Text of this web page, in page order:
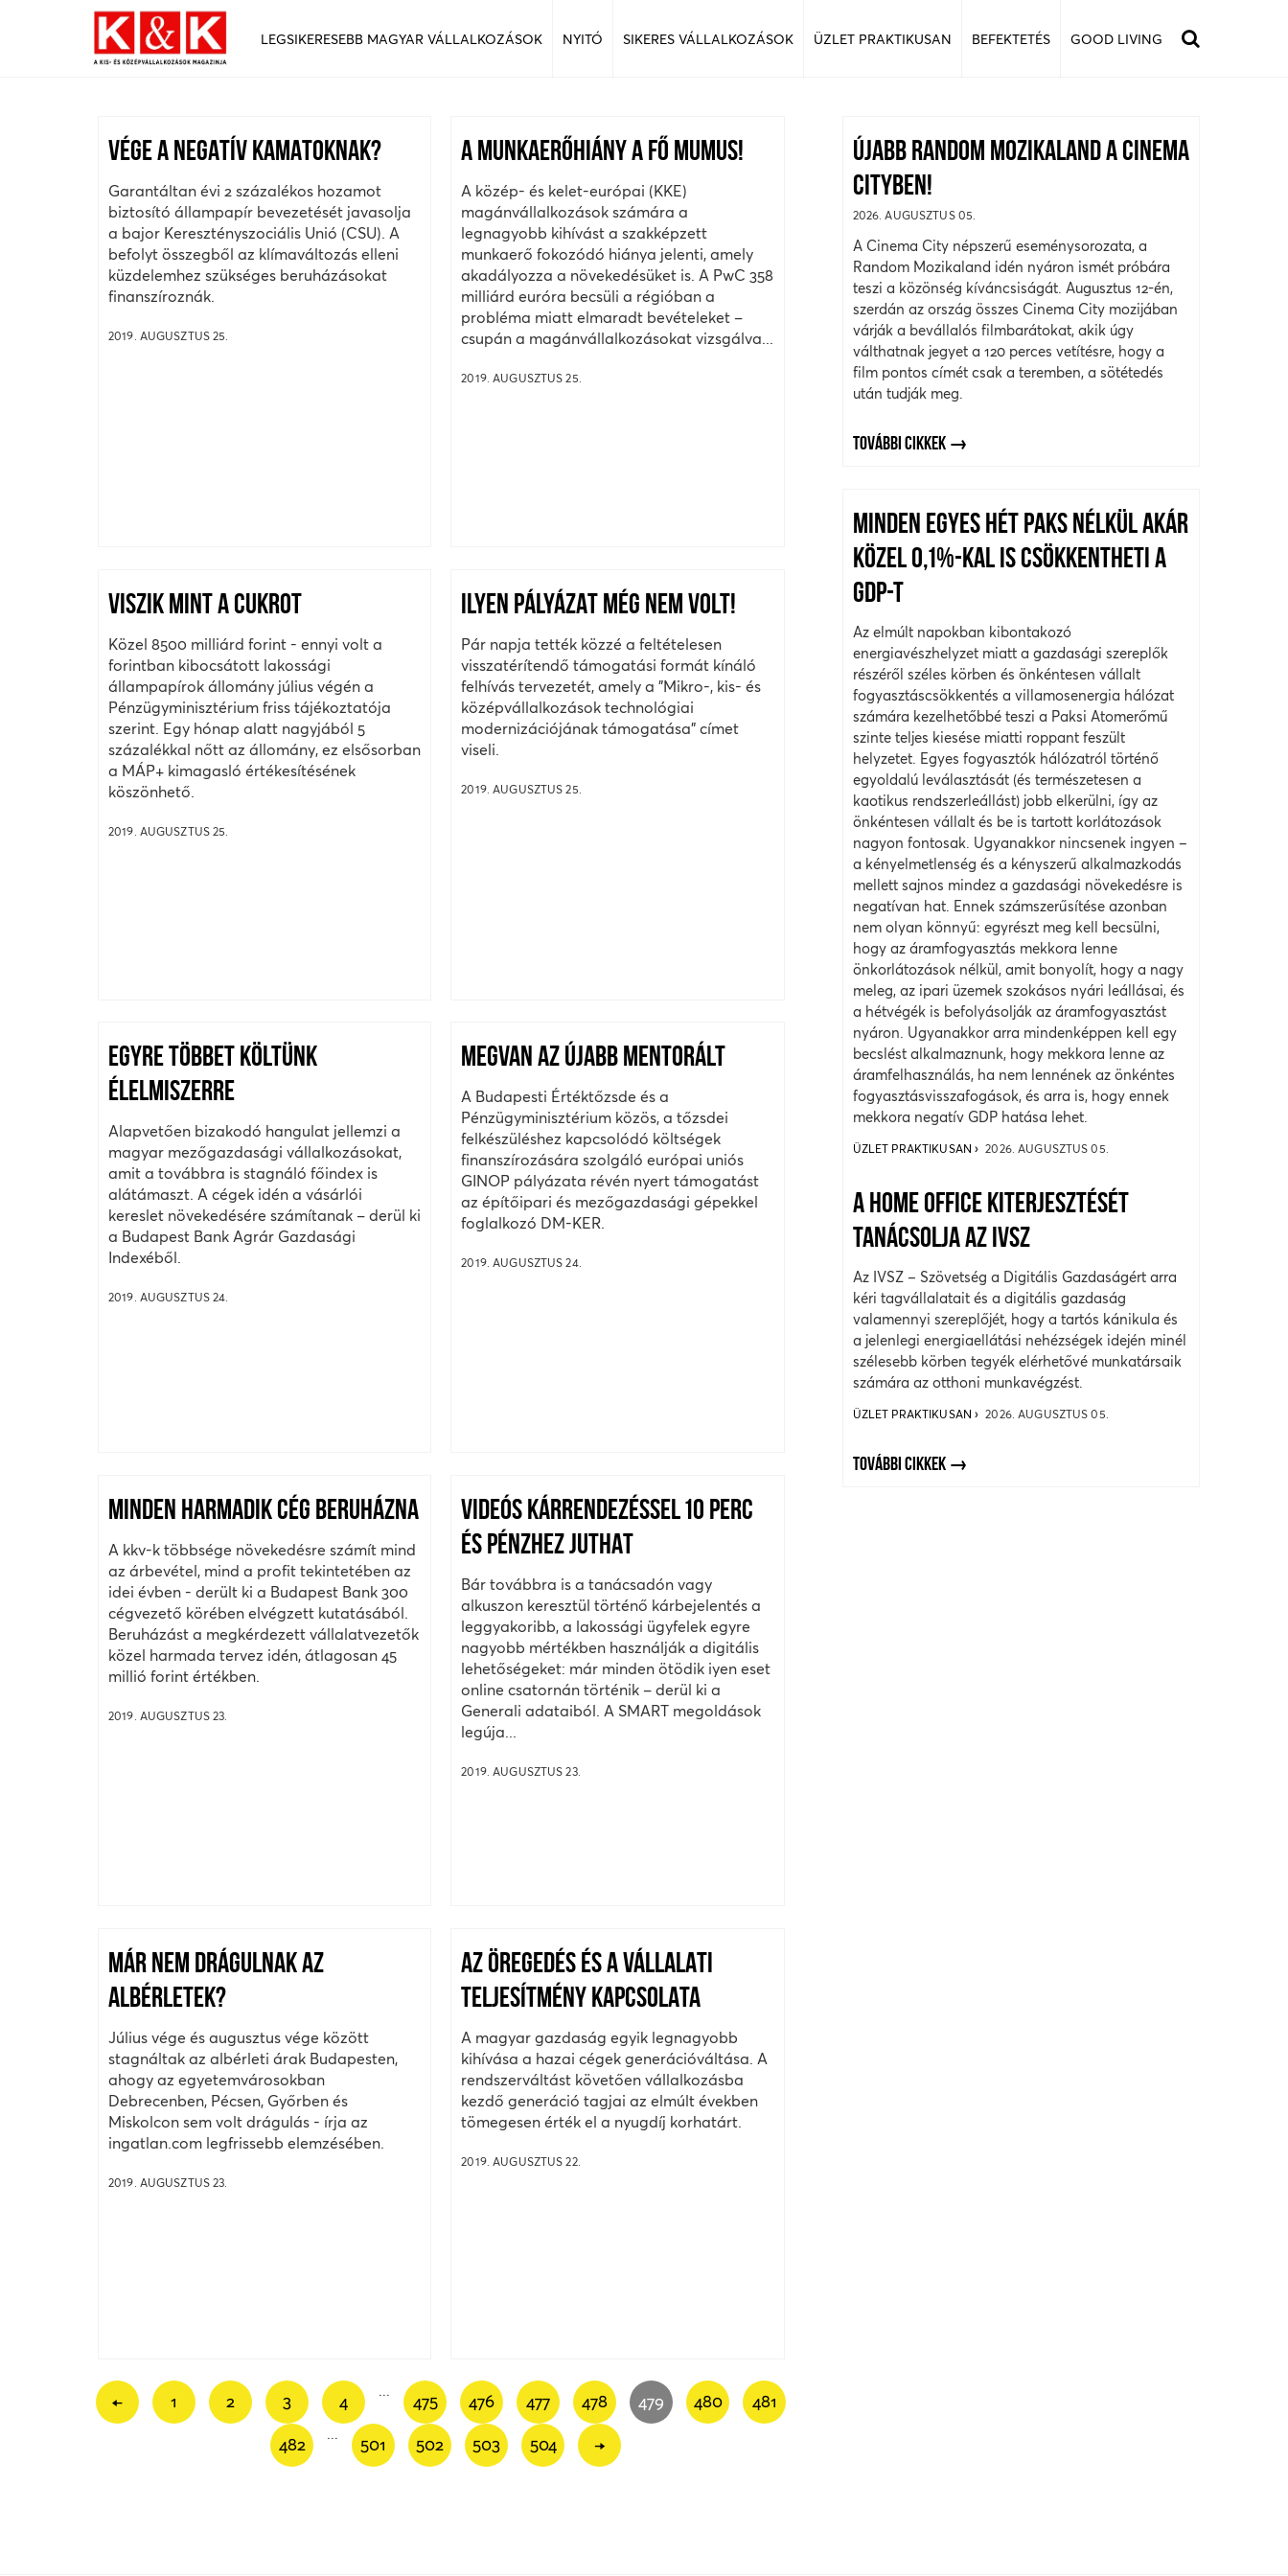
LEGSIKERESEBB MAGYAR VÁLLALKOZÁSOK NYITÓ SIKERES VÁLLALKOZÁSOK ÜZLET PRAKTIKUSAN BEFEKTETÉS GOOD LIVING
VÉGE A NEGATÍV KAMATOKNAK?
Garantáltan évi 2 százalékos hozamot
biztosító állampapír bevezetését javasolja
a bajor Keresztényszociális Unió (CSU). A
befolyt összegből az klímaváltozás elleni
küzdelemhez szükséges beruházásokat
finanszíroznák.
2019. AUGUSZTUS 25.
A MUNKAERŐHIÁNY A FŐ MUMUS!
A közép- és kelet-európai (KKE)
magánvállalkozások számára a
legnagyobb kihívást a szakképzett
munkaerő fokozódó hiánya jelenti, amely
akadályozza a növekedésüket is. A PwC 358
milliárd euróra becsüli a régióban a
probléma miatt elmaradt bevételeket –
csupán a magánvállalkozásokat vizsgálva...
2019. AUGUSZTUS 25.
VISZIK MINT A CUKROT
Közel 8500 milliárd forint - ennyi volt a
forintban kibocsátott lakossági
állampapírok állomány július végén a
Pénzügyminisztérium friss tájékoztatója
szerint. Egy hónap alatt nagyjából 5
százalékkal nőtt az állomány, ez elsősorban
a MÁP+ kimagasló értékesítésének
köszönhető.
2019. AUGUSZTUS 25.
ILYEN PÁLYÁZAT MÉG NEM VOLT!
Pár napja tették közzé a feltételesen
visszatérítendő támogatási formát kínáló
felhívás tervezetét, amely a "Mikro-, kis- és
középvállalkozások technológiai
modernizációjának támogatása" címet
viseli.
2019. AUGUSZTUS 25.
EGYRE TÖBBET KÖLTÜNK
ÉLELMISZERRE
Alapvetően bizakodó hangulat jellemzi a
magyar mezőgazdasági vállalkozásokat,
amit a továbbra is stagnáló főindex is
alátámaszt. A cégek idén a vásárlói
kereslet növekedésére számítanak – derül ki
a Budapest Bank Agrár Gazdasági
Indexéből.
2019. AUGUSZTUS 24.
MEGVAN AZ ÚJABB MENTORÁLT
A Budapesti Értéktőzsde és a
Pénzügyminisztérium közös, a tőzsdei
felkészüléshez kapcsolódó költségek
finanszírozására szolgáló európai uniós
GINOP pályázata révén nyert támogatást
az építőipari és mezőgazdasági gépekkel
foglalkozó DM-KER.
2019. AUGUSZTUS 24.
MINDEN HARMADIK CÉG BERUHÁZNA
A kkv-k többsége növekedésre számít mind
az árbevétel, mind a profit tekintetében az
idei évben - derült ki a Budapest Bank 300
cégvezető körében elvégzett kutatásából.
Beruházást a megkérdezett vállalatvezetők
közel harmada tervez idén, átlagosan 45
millió forint értékben.
2019. AUGUSZTUS 23.
VIDEÓS KÁRRENDEZÉSSEL 10 PERC
ÉS PÉNZHEZ JUTHAT
Bár továbbra is a tanácsadón vagy
alkuszon keresztül történő kárbejelentés a
leggyakoribb, a lakossági ügyfelek egyre
nagyobb mértékben használják a digitális
lehetőségeket: már minden ötödik iyen eset
online csatornán történik – derül ki a
Generali adataiból. A SMART megoldások
legúja...
2019. AUGUSZTUS 23.
MÁR NEM DRÁGULNAK AZ
ALBÉRLETEK?
Július vége és augusztus vége között
stagnáltak az albérleti árak Budapesten,
ahogy az egyetemvárosokban
Debrecenben, Pécsen, Győrben és
Miskolcon sem volt drágulás - írja az
ingatlan.com legfrissebb elemzésében.
2019. AUGUSZTUS 23.
AZ ÖREGEDÉS ÉS A VÁLLALATI
TELJESÍTMÉNY KAPCSOLATA
A magyar gazdaság egyik legnagyobb
kihívása a hazai cégek generációváltása. A
rendszerváltást követően vállalkozásba
kezdő generáció tagjai az elmúlt években
tömegesen érték el a nyugdíj korhatárt.
2019. AUGUSZTUS 22.
← 1 2 3 4 475 476 477 478 479 480 481
482 501 502 503 504 →
ÚJABB RANDOM MOZIKALAND A CINEMA
CITYBEN!
2026. AUGUSZTUS 05.
A Cinema City népszerű eseménysorozata, a
Random Mozikaland idén nyáron ismét próbára
teszi a közönség kíváncsiságát. Augusztus 12-én,
szerdán az ország összes Cinema City mozijában
várják a bevállalós filmbarátokat, akik úgy
válthatnak jegyet a 120 perces vetítésre, hogy a
film pontos címét csak a teremben, a sötétedés
után tudják meg.
TOVÁBBI CIKKEK
MINDEN EGYES HÉT PAKS NÉLKÜL AKÁR
KÖZEL 0,1%-KAL IS CSÖKKENTHETI A
GDP-T
Az elmúlt napokban kibontakozó
energiavészhelyzet miatt a gazdasági szereplők
részéről széles körben és önkéntesen vállalt
fogyasztáscsökkentés a villamosenergia hálózat
számára kezelhetőbbé teszi a Paksi Atomerőmű
szinte teljes kiesése miatti roppant feszült
helyzetet. Egyes fogyasztók hálózatról történő
egyoldalú leválasztását (és természetesen a
kaotikus rendszerleállást) jobb elkerülni, így az
önkéntesen vállalt és be is tartott korlátozások
nagyon fontosak. Ugyanakkor nincsenek ingyen –
a kényelmetlenség és a kényszerű alkalmazkodás
mellett sajnos mindez a gazdasági növekedésre is
negatívan hat. Ennek számszerűsítése azonban
nem olyan könnyű: egyrészt meg kell becsülni,
hogy az áramfogyasztás mekkora lenne
önkorlátozások nélkül, amit bonyolít, hogy a nagy
meleg, az ipari üzemek szokásos nyári leállásai, és
a hétvégék is befolyásolják az áramfogyasztást
nyáron. Ugyanakkor arra mindenképpen kell egy
becslést alkalmaznunk, hogy mekkora lenne az
áramfelhasználás, ha nem lennének az önkéntes
fogyasztásvisszafogások, és arra is, hogy ennek
mekkora negatív GDP hatása lehet.
ÜZLET PRAKTIKUSAN 2026. AUGUSZTUS 05.
A HOME OFFICE KITERJESZTÉSÉT
TANÁCSOLJA AZ IVSZ
Az IVSZ – Szövetség a Digitális Gazdaságért arra
kéri tagvállalatait és a digitális gazdaság
valamennyi szereplőjét, hogy a tartós kánikula és
a jelenlegi energiaellátási nehézségek idején minél
szélesebb körben tegyék elérhetővé munkatársaik
számára az otthoni munkavégzést.
ÜZLET PRAKTIKUSAN 2026. AUGUSZTUS 05.
TOVÁBBI CIKKEK